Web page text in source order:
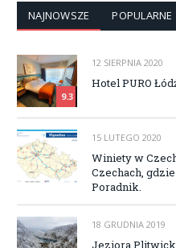
NAJNOWSZE POPULARNE
9.3
12 SIERPNIA 2020
Hotel PURO
15 LUTEGO 2020
Winiety w
Czechach,
Poradnik.
18 GRUDNIA 2019
Jeziora